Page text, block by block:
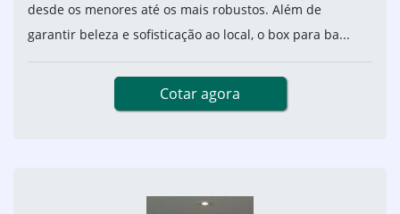
desde os menores até os mais robustos. Além de
garantir beleza e sofisticação ao local, o box para ba...
Cotar agora